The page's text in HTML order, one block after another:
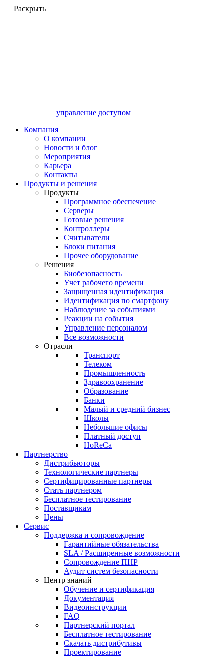
Раскрыть
управление доступом
Компания
О компании
Новости и блог
Мероприятия
Карьера
Контакты
Продукты и решения
Продукты
Программное обеспечение
Серверы
Готовые решения
Контроллеры
Считыватели
Блоки питания
Прочее оборудование
Решения
Биобезопасность
Учет рабочего времени
Защищенная идентификация
Идентификация по смартфону
Наблюдение за событиями
Реакции на события
Управление персоналом
Все возможности
Отрасли
Транспорт
Телеком
Промышленность
Здравоохранение
Образование
Банки
Малый и средний бизнес
Школы
Небольшие офисы
Платный доступ
HoReCa
Партнерство
Дистрибьюторы
Технологические партнеры
Сертифицированные партнеры
Стать партнером
Бесплатное тестирование
Поставщикам
Цены
Сервис
Поддержка и сопровождение
Гарантийные обязательства
SLA / Расширенные возможности
Сопровождение ПНР
Аудит систем безопасности
Центр знаний
Обучение и сертификация
Документация
Видеоинструкции
FAQ
Партнерский портал
Бесплатное тестирование
Скачать дистрибутивы
Проектирование